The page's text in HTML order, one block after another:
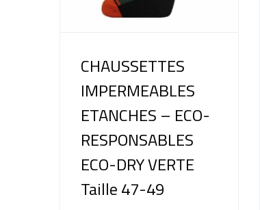
CHAUSSETTES
IMPERMEABLES
ETANCHES – ECO-
RESPONSABLES
ECO-DRY VERTE
Taille 47-49